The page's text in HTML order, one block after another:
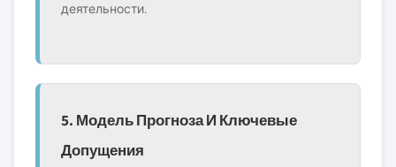
деятельности.
5. Модель Прогноза И Ключевые
Допущения